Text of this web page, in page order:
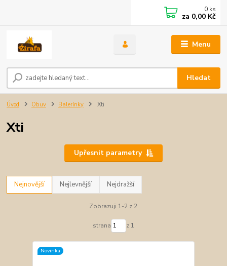
Menu
Hledat
0 ks
za 0,00 Kč
Úvod Obuv Balerínky Xti
Xti
Upřesnit parametry
Nejnovější Nejlevnější Nejdražší
Zobrazuji 1-2 z 2
strana z 1
Novinka